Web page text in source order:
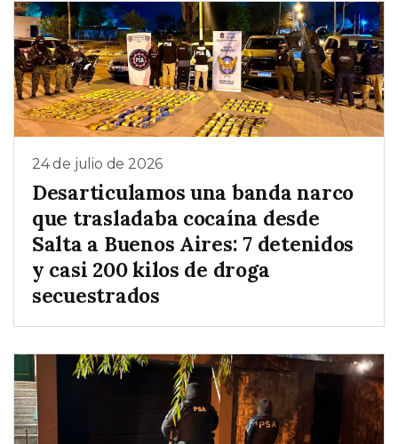
24 de julio de 2026
Desarticulamos una banda narco
que trasladaba cocaína desde
Salta a Buenos Aires: 7 detenidos
y casi 200 kilos de droga
secuestrados